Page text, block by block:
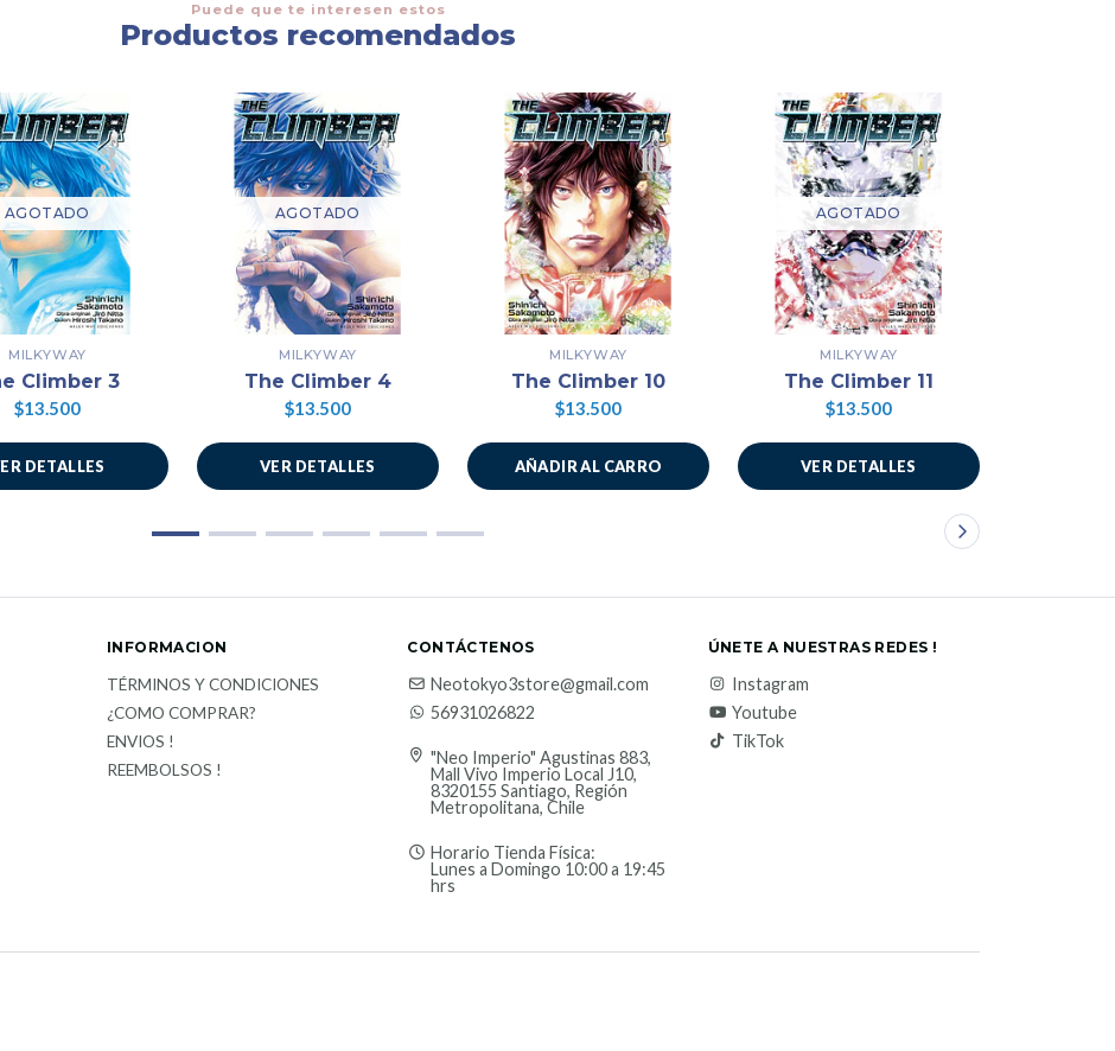
Puede que te interesen estos
Productos recomendados
AGOTADO
MILKYWAY
Climber 3
$13.500
DETALLES
AGOTADO
MILKYWAY
The Climber 4
$13.500
VER DETALLES
MILKYWAY
The Climber 10
$13.500
AÑADIR AL CARRO
AGOTADO
MILKYWAY
The Climber 11
$13.500
VER DETALLES
INFORMACION
TÉRMINOS Y CONDICIONES
¿COMO COMPRAR?
ENVIOS !
REEMBOLSOS !
CONTÁCTENOS
Neotokyo3store@gmail.com
56931026822
"Neo Imperio" Agustinas 883,
Mall Vivo Imperio Local J10,
8320155 Santiago, Región
Metropolitana, Chile
Horario Tienda Física:
Lunes a Domingo 10:00 a 19:45
hrs
ÚNETE A NUESTRAS REDES !
Instagram
Youtube
TikTok